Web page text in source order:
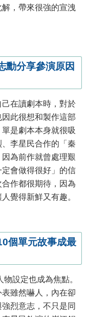
，帶來很強的宣洩
勳分享參演原因
在讀劇本時，對於
此很想和製作這部
是劇本本身就很吸
李星民合作的「秦
為前作就曾處理艱
會做得很好」的信
作都很期待，因為
覺得新鮮又有趣。
個單元故事成最
物設定也成為焦點。
雖然嚇人，內在卻
烈意志，不只是同